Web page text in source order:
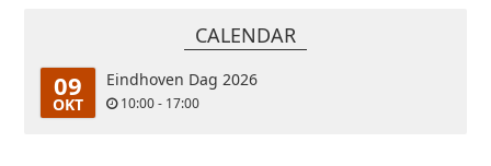
CALENDAR
09
OKT
Eindhoven Dag 2026
10:00 - 17:00